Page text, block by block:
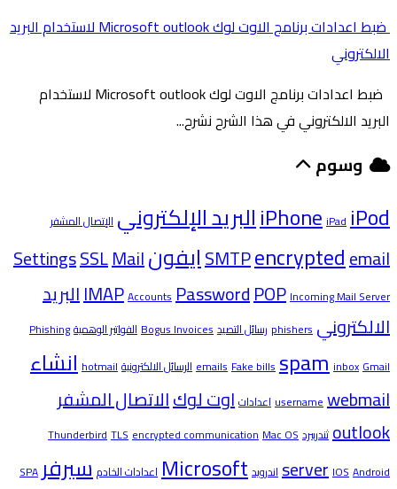
ضبط اعدادات برنامج الاوت لوك Microsoft outlook لاستخدام البريد
الالكتروني
ضبط اعدادات برنامج الاوت لوك Microsoft outlook لاستخدام
البريد الالكتروني في هذا الشرح نشرح...
وسوم
iPhoneiPadiPod البريد الإلكتروني الإتصال المشفر
SMTPencryptedemail ايفون SettingsSSLMail
IMAPAccountsPasswordPOPIncoming Mail Server
البريد
الالكتروني phishers رسائل التصيدBogus Invoicesالفواتير الوهميةPhishing
emailsFake billsspaminboxGmail الرسائل الالكترونيةhotmailانشاء
usernamewebmail اعداداتاوت لوكالاتصال المشفر
outlookثندربيرد ThunderbirdTLSencrypted communicationMac OS
serverIOSAndroid اندرويدMicrosoftاعدادات الخادمسيرفرSPA